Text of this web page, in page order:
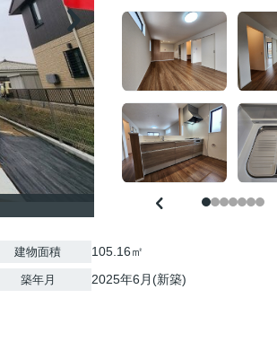
建物面積 105.16㎡
築年月 2025年6月(新築)